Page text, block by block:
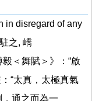
in disregard of any
之, 嶠
＜舞賦＞》：“啟
“太真，太極真氣
，通之而為一